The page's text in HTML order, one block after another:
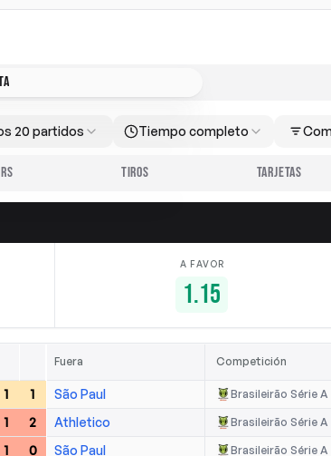
20 partidos Tiempo completo
TIROS TARJETAS
A FAVOR
1.15
Fuera Competición
1 1 São Paul Brasileirão Série A
1 2 Athletico Brasileirão Série A
1 0 São Paul Brasileirão Série A